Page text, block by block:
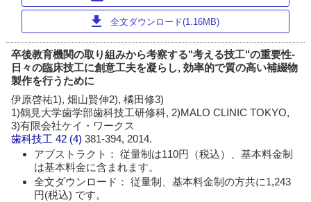
download 全文ダウンロード(1.16MB)
卒後教育機関の取り組みから考察する"考える技工"の重要性-
日々の臨床技工に創意工夫を凝らし, 効率的で質の高い補綴物
製作を行うために
伊原啓祐1), 畑山賢伸2), 橘田修3)
1)鶴見大学歯学部歯科技工研修科, 2)MALO CLINIC TOKYO,
3)有限会社ケイ・ワークス
歯科技工 42 (4)381-394, 2014.
アブストラクト： 従量制は110円（税込）、基本料金制
は基本料金に含まれます。
全文ダウンロード： 従量制、基本料金制の方共に1,243
円(税込) です。